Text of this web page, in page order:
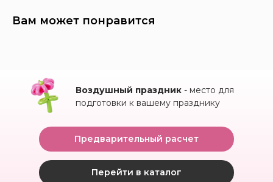
Вам может понравится
Воздушный праздник - место для
подготовки к вашему празднику
Перейти в каталог
Предварительный расчет